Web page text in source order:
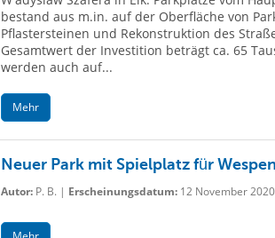
bestand aus m.in. auf der Oberfläche von
Pflastersteinen und Rekonstruktion des
Gesamtwert der Investition beträgt ca. 65
werden auch auf...
Mehr
Neuer Park mit Spielplatz für
Autor:P. B. | Erscheinungsdatum:12 November 2020